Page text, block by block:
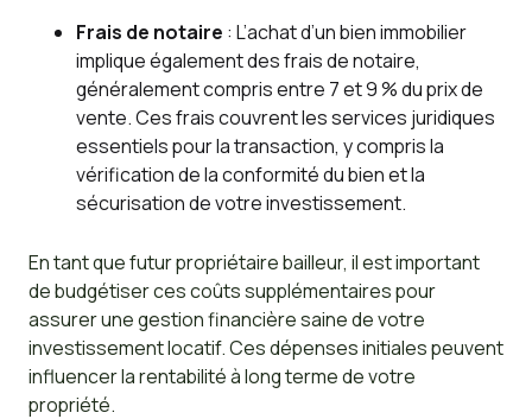
Frais de notaire : L’achat d’un bien immobilier
implique également des frais de notaire,
généralement compris entre 7 et 9 % du prix de
vente. Ces frais couvrent les services juridiques
essentiels pour la transaction, y compris la
vérification de la conformité du bien et la
sécurisation de votre investissement.
En tant que futur propriétaire bailleur, il est important
de budgétiser ces coûts supplémentaires pour
assurer une gestion financière saine de votre
investissement locatif. Ces dépenses initiales peuvent
influencer la rentabilité à long terme de votre
propriété.